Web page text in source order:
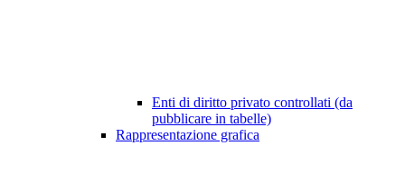
Enti di diritto privato controllati (da
pubblicare in tabelle)
Rappresentazione grafica